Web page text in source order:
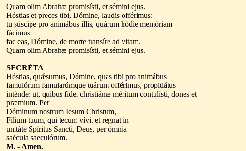
Quam olim Abrahæ promisísti, et sémini ejus.
Hóstias et preces tibi, Dómine, laudis offérimus:
tu súscipe pro animábus illis, quárum hódie memóriam
fácimus:
fac eas, Dómine, de morte transíre ad vitam.
Quam olim Abrahæ promisísti, et sémini ejus.
SECRÉTA
Hóstias, quǽsumus, Dómine, quas tibi pro animábus
famulórum famularúmque tuárum offérimus, propitiátus
inténde: ut, quibus fídei christiánæ méritum contulísti, dones et
præmium. Per
Dóminum nostrum Iesum Christum,
Fílium tuum, qui tecum vívit et regnat in
unitáte Spíritus Sancti, Deus, per ómnia
saécula saeculórum.
M. - Amen.